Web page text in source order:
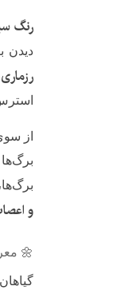
رنگ
دیدن
رزماری
از
و
🌼